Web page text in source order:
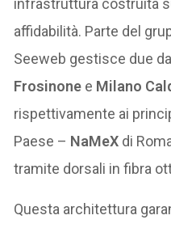
affidabilità. Parte del
Seeweb gestisce due
Frosinone e Milano
rispettivamente ai
Paese – NaMeX di
tramite dorsali in fibra
Questa architettura